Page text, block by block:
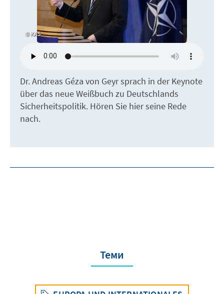
KAS
Dr. Andreas Géza von Geyr sprach in der Keynote
über das neue Weißbuch zu Deutschlands
Sicherheitspolitik. Hören Sie hier seine Rede
nach.
Теми